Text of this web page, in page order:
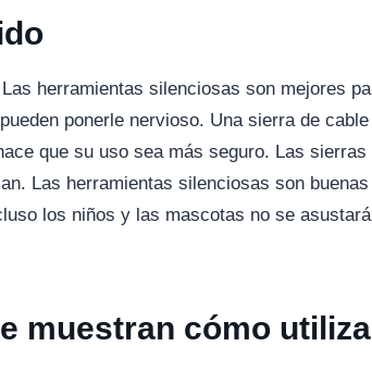
herramientas silenciosas son mejores
ponerle nervioso. Una sierra de
que su uso sea más seguro. Las sierras
Las herramientas silenciosas son buenas
los niños y las mascotas no se
muestran cómo